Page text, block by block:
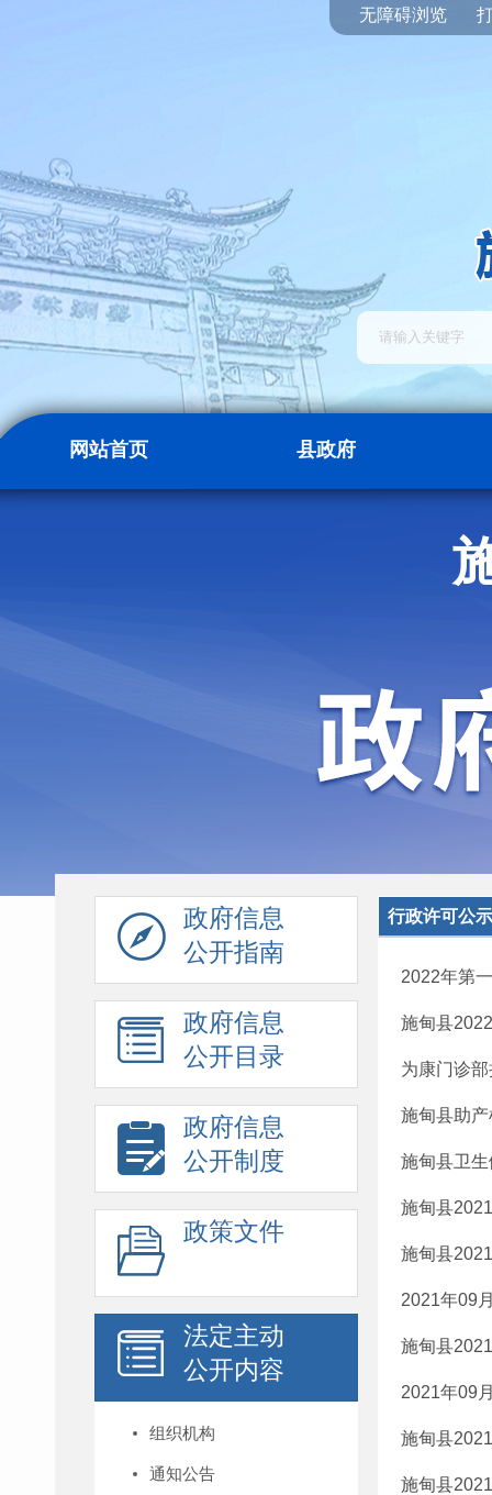
无障碍浏览
网站首页 县政府
政府信息
公开指南
政府信息
公开目录
政府信息
公开制度
政策文件
法定主动
公开内容
组织机构
通知公告
行政许可公示
2022年第
施甸县
为康门诊
施甸县助
施甸县卫
施甸县
施甸县
2021年09
施甸县
2021年09
施甸县
施甸县